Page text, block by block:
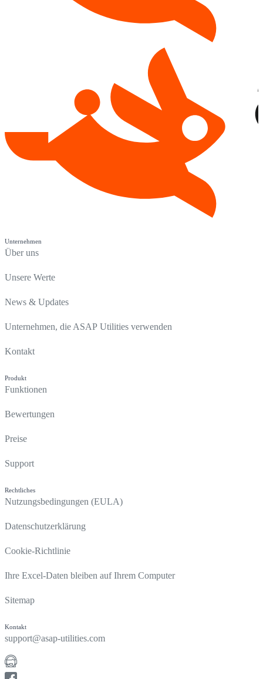
Unternehmen
Über uns
Unsere Werte
News & Updates
Unternehmen, die ASAP Utilities verwenden
Kontakt
Produkt
Funktionen
Bewertungen
Preise
Support
Rechtliches
Nutzungsbedingungen (EULA)
Datenschutzerklärung
Cookie-Richtlinie
Ihre Excel-Daten bleiben auf Ihrem Computer
Sitemap
Kontakt
support@asap-utilities.com